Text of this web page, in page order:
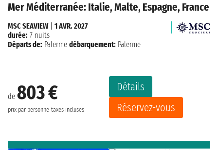
Mer Méditerranée: Italie, Malte, Espagne, France
de 803 €
prix par personne taxes incluses
Détails
Réservez-vous
MSC SEAVIEW| 1 AVR. 2027
durée: 7 nuits
Départs de: Palerme débarquement: Palerme